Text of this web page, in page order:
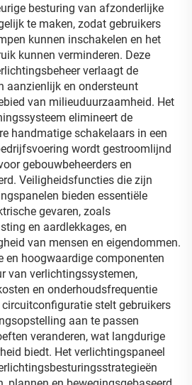
besturing van afzonderlijke
te maken, zodat gebruikers
kunnen inschakelen en het
kunnen verminderen. Deze
verlaagt de
aanzienlijk en ondersteunt
van milieuduurzaamheid. Het
elimineert de
handmatige schakelaars in een
wordt gestroomlijnd
gebouwbeheerders en
Veiligheidsfuncties die zijn
bieden essentiële
gevaren, zoals
en aardlekkages, en
van mensen en eigendommen.
en hoogwaardige componenten
van verlichtingssystemen,
en onderhoudsfrequentie
stelt gebruikers
aan te passen
veranderen, wat langdurige
biedt. Het verlichtingspaneel